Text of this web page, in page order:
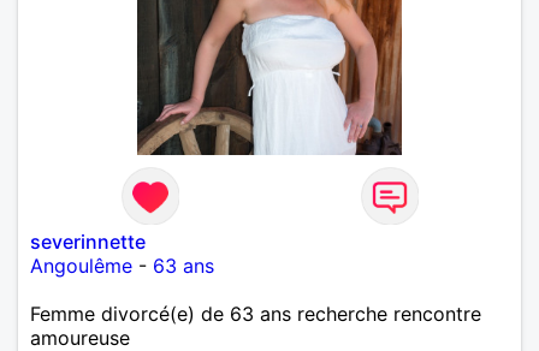
severinnette
Angoulême - 63 ans
Femme divorcé(e) de 63 ans recherche rencontre
amoureuse